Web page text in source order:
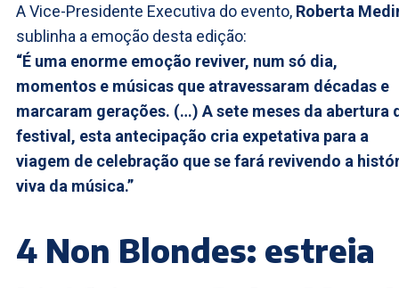
A Vice-Presidente Executiva do evento, Roberta
sublinha a emoção desta edição:
“É uma enorme emoção reviver, num só dia,
momentos e músicas que atravessaram décadas e
marcaram gerações. (…) A sete meses da abertura
festival, esta antecipação cria expetativa para a
viagem de celebração que se fará revivendo a
viva da música.”
4 Non Blondes: estreia